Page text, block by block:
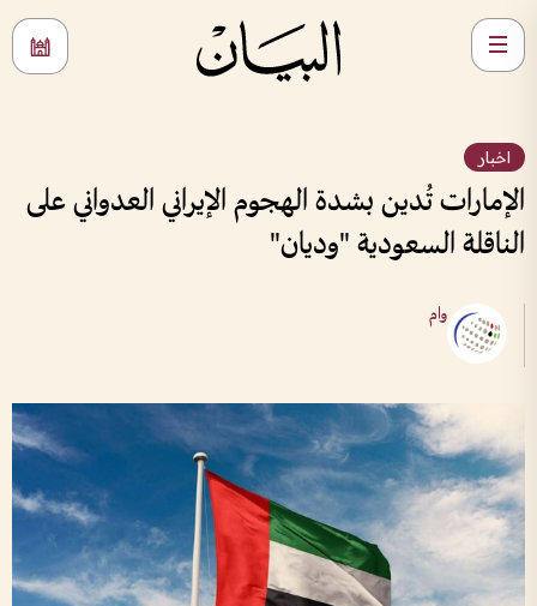
اخبار
الإمارات تُدين بشدة الهجوم الإيراني العدواني على
الناقلة السعودية "وديان"
وام